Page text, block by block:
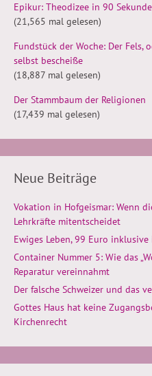
Epikur: Theodizee in 90
(21,565 mal gelesen)
Fundstück der Woche: Der Fels,
selbst bescheiße
(18,887 mal gelesen)
Der Stammbaum der Religionen
(17,439 mal gelesen)
Neue Beiträge
Vokation in Hofgeismar: Wenn
Lehrkräfte mitentscheidet
Ewiges Leben, 99 Euro
Container Nummer 5: Wie das
Reparatur vereinnahmt
Der falsche Schweizer und das
Gottes Haus hat keine
Kirchenrecht